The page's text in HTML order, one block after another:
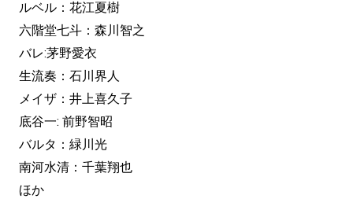
ルベル：花江夏樹
六階堂七斗：森川智之
バレ:茅野愛衣
生流奏：石川界人
メイザ：井上喜久子
底谷一: 前野智昭
バルタ：緑川光
南河水清：千葉翔也
ほか